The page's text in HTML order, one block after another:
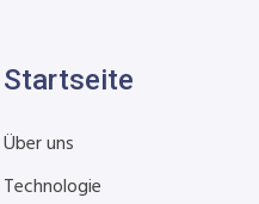
Startseite
Über uns
Technologie